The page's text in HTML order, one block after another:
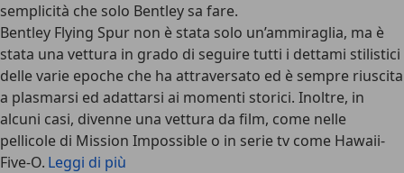
semplicità che solo Bentley sa fare.
Bentley Flying Spur non è stata solo un’ammiraglia, ma è
stata una vettura in grado di seguire tutti i dettami stilistici
delle varie epoche che ha attraversato ed è sempre riuscita
a plasmarsi ed adattarsi ai momenti storici. Inoltre, in
alcuni casi, divenne una vettura da film, come nelle
pellicole di Mission Impossible o in serie tv come Hawaii-
Five-O. Leggi di più